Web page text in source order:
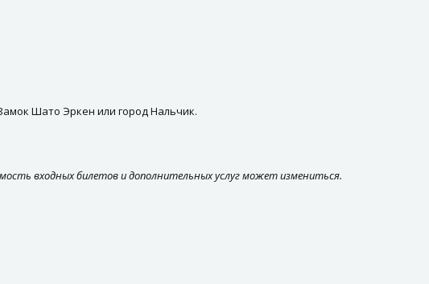
Шато Эркен или город Нальчик.
входных билетов и дополнительных услуг может измениться.